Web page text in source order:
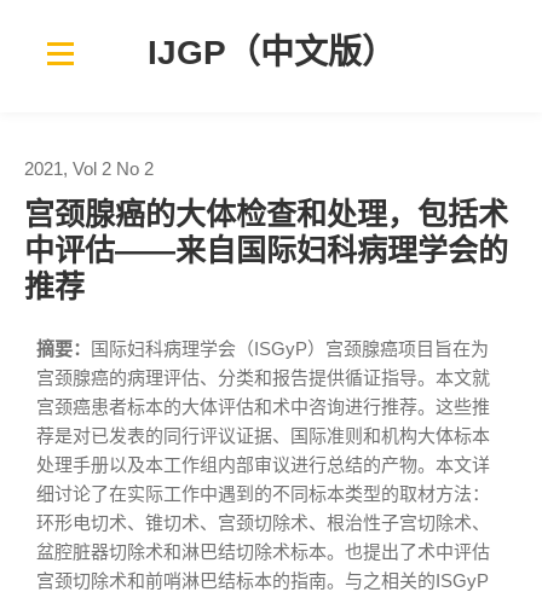
IJGP（中文版）
2021, Vol 2 No 2
宫颈腺癌的大体检查和处理，包括术
中评估——来自国际妇科病理学会的
推荐
摘要：
国际妇科病理学会（ISGyP）宫颈腺癌项目旨在为
宫颈腺癌的病理评估、分类和报告提供循证指导。本文就
宫颈癌患者标本的大体评估和术中咨询进行推荐。这些推
荐是对已发表的同行评议证据、国际准则和机构大体标本
处理手册以及本工作组内部审议进行总结的产物。本文详
细讨论了在实际工作中遇到的不同标本类型的取材方法：
环形电切术、锥切术、宫颈切除术、根治性子宫切除术、
盆腔脏器切除术和淋巴结切除术标本。也提出了术中评估
宫颈切除术和前哨淋巴结标本的指南。与之相关的ISGyP